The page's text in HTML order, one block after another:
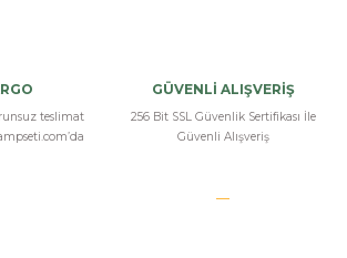
teslimat
GÜVENLİ ALIŞVERİŞ
256 Bit SSL Güvenlik Sertifikası İle
Güvenli Alışveriş